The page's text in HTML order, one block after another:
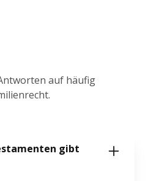
auf häufig
gibt